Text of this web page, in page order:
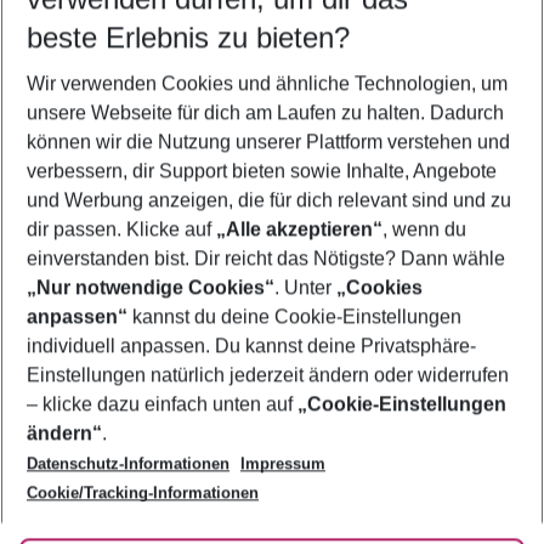
5-8 Nächte
2 Erwachsene Keine Kinder
Mehr Filter anzeigen
Footer
Footer navigation
Über uns
AGB
Bestpreisgarantie
Cookie-Einstellungen ändern
Cookie-Richtlinie
Agenturbetreuung
Barrierefreies Reisen
Folge uns
beste Erlebnis zu bieten?
Wir verwenden Cookies und ähnliche Technologien, um
unsere Webseite für dich am Laufen zu halten. Dadurch
können wir die Nutzung unserer Plattform verstehen und
verbessern, dir Support bieten sowie Inhalte, Angebote
und Werbung anzeigen, die für dich relevant sind und zu
dir passen. Klicke auf „Alle akzeptieren“, wenn du
einverstanden bist. Dir reicht das Nötigste? Dann wähle
„Nur notwendige Cookies“. Unter „Cookies
anpassen“ kannst du deine Cookie-Einstellungen
individuell anpassen. Du kannst deine Privatsphäre-
Einstellungen natürlich jederzeit ändern oder widerrufen
– klicke dazu einfach unten auf „Cookie-Einstellungen
ändern“.
Datenschutz-Informationen
Impressum
Cookie/Tracking-Informationen